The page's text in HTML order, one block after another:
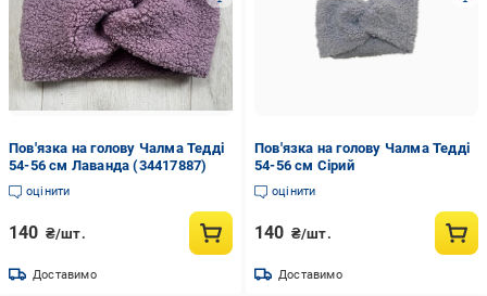
Пов'язка на голову Чалма Тедді
54-56 см Лаванда (34417887)
оцінити
140 ₴/шт.
Доставимо
Пов'язка на голову Чалма Тедді
54-56 см Сірий
оцінити
140 ₴/шт.
Доставимо